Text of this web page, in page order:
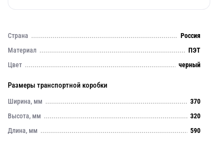
Страна
Россия
Материал
ПЭТ
Цвет
черный
Размеры транспортной коробки
Ширина, мм
370
Высота, мм
320
Длина, мм
590